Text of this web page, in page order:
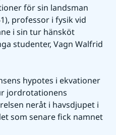
för sin landsman
professor i fysik vid
i sin tur hänsköt
studenter, Vagn Walfrid
hypotes i ekvationer
jordrotationens
neråt i havsdjupet i
som senare fick namnet